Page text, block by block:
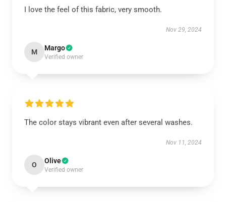
I love the feel of this fabric, very smooth.
Nov 29, 2024
M Margo
Verified owner
The color stays vibrant even after several washes.
Nov 11, 2024
O Olive
Verified owner